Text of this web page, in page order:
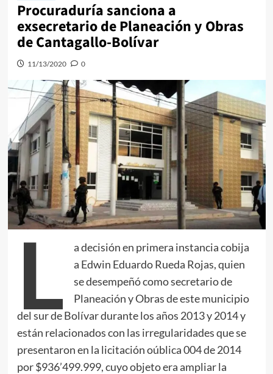
Procuraduría sanciona a
exsecretario de Planeación y Obras
de Cantagallo-Bolívar
11/13/2020 0
L
a decisión en primera instancia cobija
a Edwin Eduardo Rueda Rojas, quien
se desempeñó como secretario de
Planeación y Obras de este municipio
del sur de Bolívar durante los años 2013 y 2014 y
están relacionados con las irregularidades que se
presentaron en la licitación oública 004 de 2014
por $936’499.999, cuyo objeto era ampliar la